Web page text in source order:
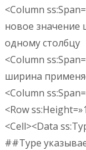
<Column
новое значение
одному столбцу
<Column
ширина
<Column
<Row
<Cell><Data
##Type